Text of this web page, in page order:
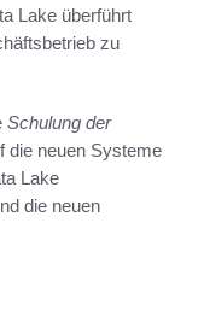
Lake überführt
zu
Schulung der
die neuen Systeme
Lake
die neuen